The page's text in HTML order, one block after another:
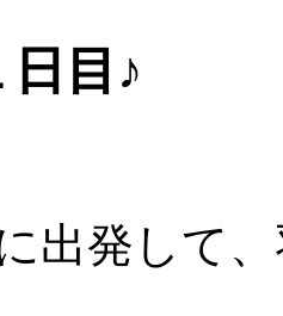
目♪
出発して